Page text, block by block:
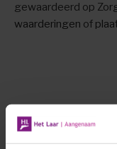
gewaardeerd op
waarderingen of